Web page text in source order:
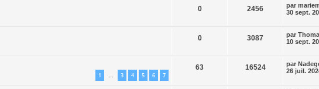
0 2456 par
30 sept.
0 3087 par
10 sept.
1 … 3 4 5 6 7
63 16524 par
26 juil.